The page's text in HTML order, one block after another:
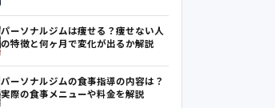
パーソナルジムは痩せる？痩せない人
の特徴と何ヶ月で変化が出るか解説
パーソナルジムの食事指導の内容は？
実際の食事メニューや料金を解説